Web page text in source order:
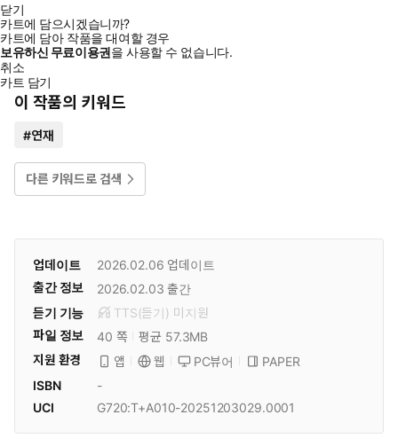
닫기
카트에 담으시겠습니까?
카트에 담아 작품을 대여할 경우
보유하신 무료이용권을 사용할 수 없습니다.
취소
카트 담기
이 작품의 키워드
#연재
다른 키워드로 검색
업데이트 2026.02.06 업데이트
출간 정보
2026.02.03 출간
듣기 기능
TTS(듣기) 미 지원
파일 정보
40 쪽
평균 57.3MB
지원 환경
앱 웹 PC뷰어
PAPER
ISBN
-
UCI
G720:T+A010-20251203029.0001